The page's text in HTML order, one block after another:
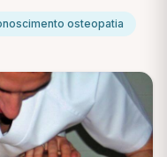
osteopatia